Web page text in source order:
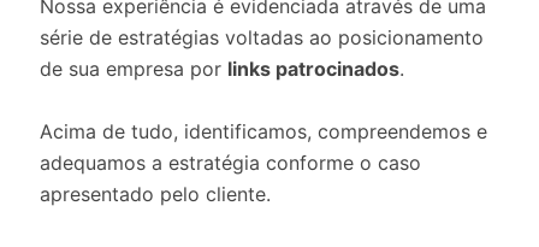
Nossa experiência é evidenciada através de uma
série de estratégias voltadas ao posicionamento
de sua empresa por links patrocinados.
Acima de tudo, identificamos, compreendemos e
adequamos a estratégia conforme o caso
apresentado pelo cliente.